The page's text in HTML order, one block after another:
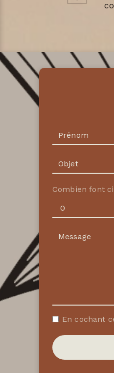
Combien font
En cochant